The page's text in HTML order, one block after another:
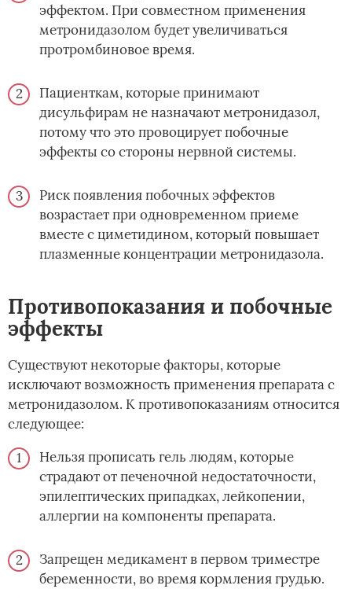
эффектом. При совместном применения
метронидазолом будет увеличиваться
протромбиновое время.
Пациенткам, которые принимают
дисульфирам не назначают метронидазол,
потому что это провоцирует побочные
эффекты со стороны нервной системы.
Риск появления побочных эффектов
возрастает при одновременном приеме
вместе с циметидином, который повышает
плазменные концентрации метронидазола.
Противопоказания и побочные
эффекты
Существуют некоторые факторы, которые
исключают возможность применения препарата с
метронидазолом. К противопоказаниям относится
следующее:
Нельзя прописать гель людям, которые
страдают от печеночной недостаточности,
эпилептических припадках, лейкопении,
аллергии на компоненты препарата.
Запрещен медикамент в первом триместре
беременности, во время кормления грудью.